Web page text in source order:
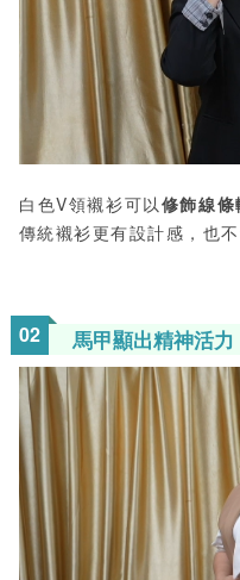
白色V領襯衫可以 修飾線條
傳統襯衫更有設計感，也不
02 馬甲顯出精神活力